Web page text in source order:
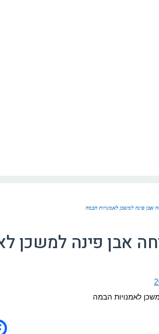
אבן פינה למשכן לאמנויות הבמה
אבן פינה למשכן